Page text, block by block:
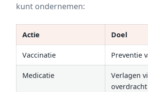
kunt ondernemen:
Actie Doel
Vaccinatie Preventie
Medicatie
Verlagen
overdracht